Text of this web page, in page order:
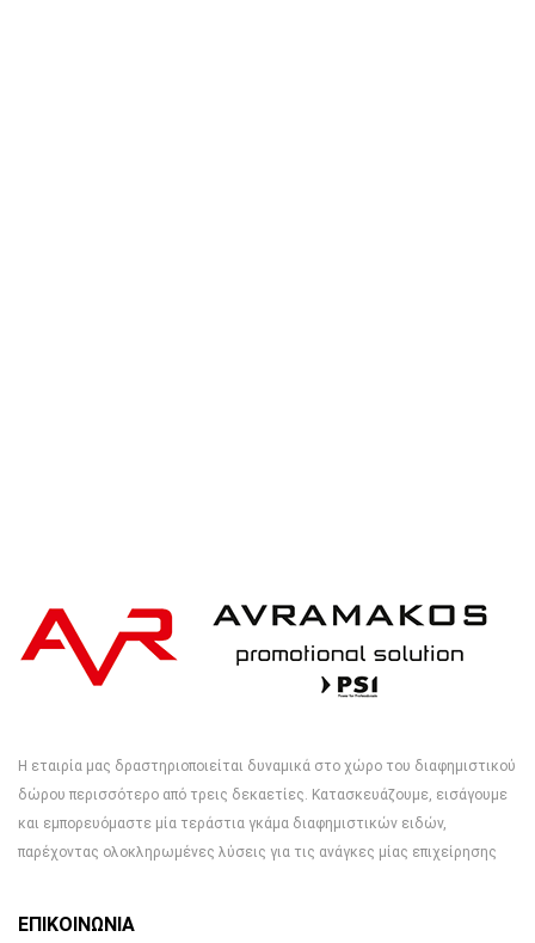
Η εταιρία μας δραστηριοποιείται δυναμικά στο χώρο του διαφημιστικού
δώρου περισσότερο από τρεις δεκαετίες. Κατασκευάζουμε, εισάγουμε
και εμπορευόμαστε μία τεράστια γκάμα διαφημιστικών ειδών,
παρέχοντας ολοκληρωμένες λύσεις για τις ανάγκες μίας επιχείρησης
ΕΠΙΚΟΙΝΩΝΙΑ